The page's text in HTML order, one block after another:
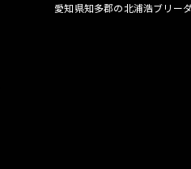
愛知県知多郡の北浦浩ブリー